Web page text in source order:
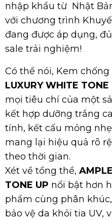
nhập khẩu từ Nhật
với chương trình
đang được áp dụng,
sale trải nghiệm!
Có thể nói, Kem chống
LUXURY WHITE TONE
mọi tiêu chí của một
kết hợp dưỡng trắng
tính, kết cấu mỏng
mang lại hiệu quả rõ
theo thời gian.
Xét về tổng thể,
TONE UP nổi bật hơn
phẩm cùng phân
bảo vệ da khỏi tia UV,